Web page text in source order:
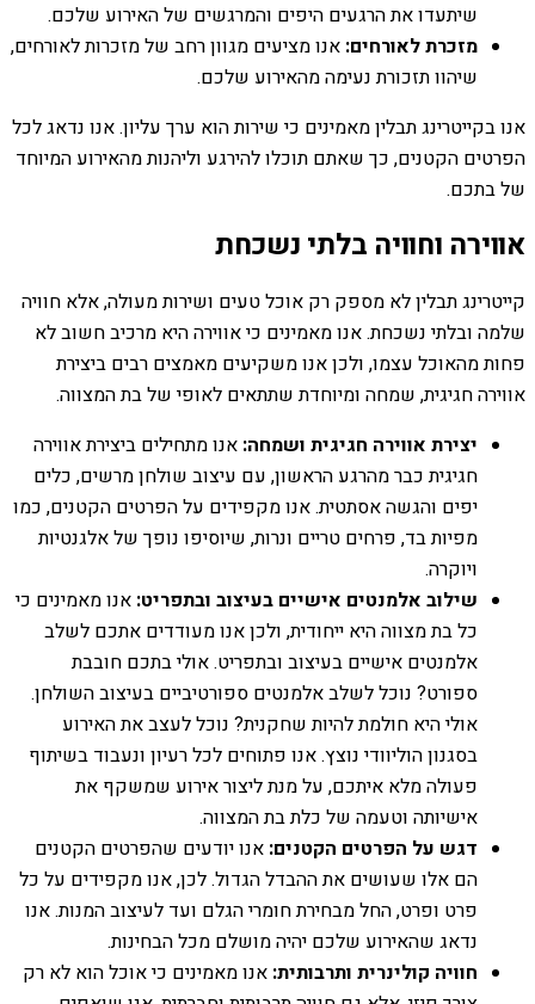
שיתעדו את הרגעים היפים והמרגשים של האירוע שלכם.
מזכרת לאורחים: אנו מציעים מגוון רחב של מזכרות לאורחים,
שיהוו תזכורת נעימה מהאירוע שלכם.
אנו בקייטרינג תבלין מאמינים כי שירות הוא ערך עליון. אנו נדאג לכל
הפרטים הקטנים, כך שאתם תוכלו להירגע וליהנות מהאירוע המיוחד
של בתכם.
אווירה וחוויה בלתי נשכחת
קייטרינג תבלין לא מספק רק אוכל טעים ושירות מעולה, אלא חוויה
שלמה ובלתי נשכחת. אנו מאמינים כי אווירה היא מרכיב חשוב לא
פחות מהאוכל עצמו, ולכן אנו משקיעים מאמצים רבים ביצירת
אווירה חגיגית, שמחה ומיוחדת שתתאים לאופי של בת המצווה.
יצירת אווירה חגיגית ושמחה: אנו מתחילים ביצירת אווירה
חגיגית כבר מהרגע הראשון, עם עיצוב שולחן מרשים, כלים
יפים והגשה אסתטית. אנו מקפידים על הפרטים הקטנים, כמו
מפיות בד, פרחים טריים ונרות, שיוסיפו נופך של אלגנטיות
ויוקרה.
שילוב אלמנטים אישיים בעיצוב ובתפריט: אנו מאמינים כי
כל בת מצווה היא ייחודית, ולכן אנו מעודדים אתכם לשלב
אלמנטים אישיים בעיצוב ובתפריט. אולי בתכם חובבת
ספורט? נוכל לשלב אלמנטים ספורטיביים בעיצוב השולחן.
אולי היא חולמת להיות שחקנית? נוכל לעצב את האירוע
בסגנון הוליוודי נוצץ. אנו פתוחים לכל רעיון ונעבוד בשיתוף
פעולה מלא איתכם, על מנת ליצור אירוע שמשקף את
אישיותה וטעמה של כלת בת המצווה.
דגש על הפרטים הקטנים: אנו יודעים שהפרטים הקטנים
הם אלו שעושים את ההבדל הגדול. לכן, אנו מקפידים על כל
פרט ופרט, החל מבחירת חומרי הגלם ועד לעיצוב המנות. אנו
נדאג שהאירוע שלכם יהיה מושלם מכל הבחינות.
חוויה קולינרית ותרבותית: אנו מאמינים כי אוכל הוא לא רק